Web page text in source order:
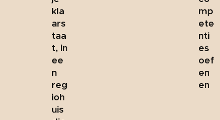
kla
ars
taa
t, in
ee
n
reg
ioh
uis
mp
ete
nti
es
oef
en
en